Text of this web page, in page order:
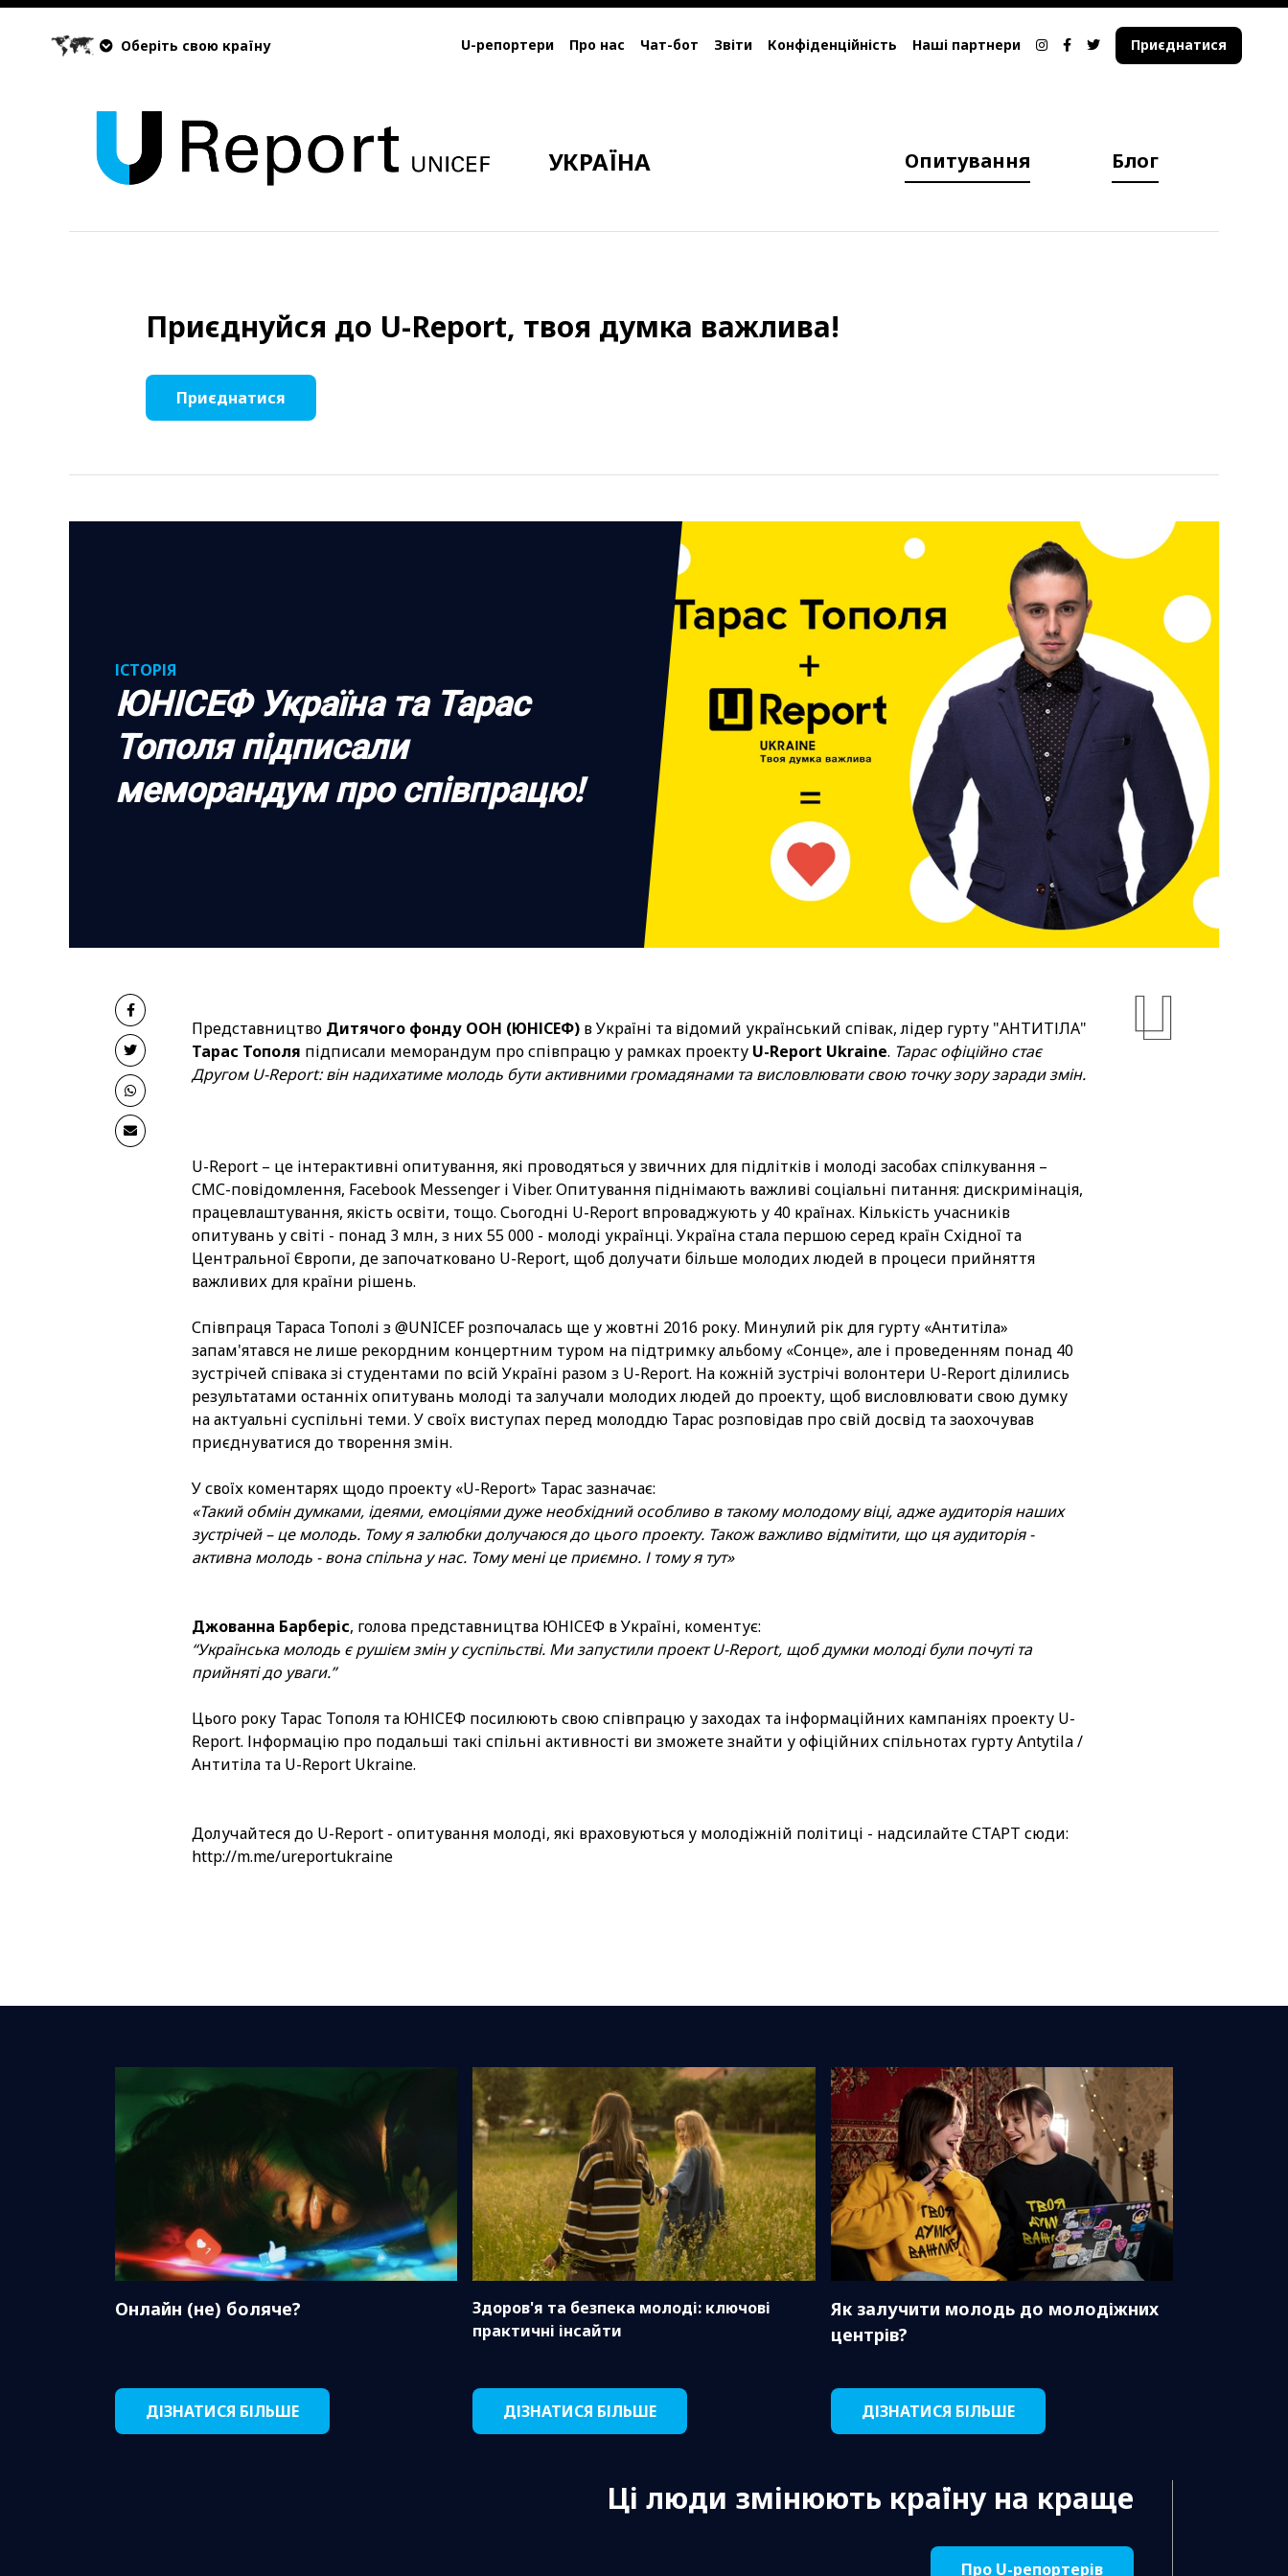
Оберіть свою країну U-репортери Про нас Чат-бот Звіти Конфіденційність Наші партнери Приєднатися
УКРАЇНА Опитування Блог
Приєднуйся до U-Report, твоя думка важлива!
Приєднатися
ІСТОРІЯ
ЮНІСЕФ Україна та Тарас
Тополя підписали
меморандум про співпрацю!
Представництво Дитячого фонду ООН (ЮНІСЕФ) в Україні та відомий український співак, лідер гурту "АНТИТІЛА"
Тарас Тополя підписали меморандум про співпрацю у рамках проекту U-Report Ukraine. Тарас офіційно стає
Другом U-Report: він надихатиме молодь бути активними громадянами та висловлювати свою точку зору заради змін.
U-Report – це інтерактивні опитування, які проводяться у звичних для підлітків і молоді засобах спілкування –
СМС-повідомлення, Facebook Messenger і Viber. Опитування піднімають важливі соціальні питання: дискримінація,
працевлаштування, якість освіти, тощо. Сьогодні U-Report впроваджують у 40 країнах. Кількість учасників
опитувань у світі - понад 3 млн, з них 55 000 - молоді українці. Україна стала першою серед країн Східної та
Центральної Європи, де започатковано U-Report, щоб долучати більше молодих людей в процеси прийняття
важливих для країни рішень.
Співпраця Тараса Тополі з @UNICEF розпочалась ще у жовтні 2016 року. Минулий рік для гурту «Антитіла»
запам'ятався не лише рекордним концертним туром на підтримку альбому «Сонце», але і проведенням понад 40
зустрічей співака зі студентами по всій Україні разом з U-Report. На кожній зустрічі волонтери U-Report ділились
результатами останніх опитувань молоді та залучали молодих людей до проекту, щоб висловлювати свою думку
на актуальні суспільні теми. У своїх виступах перед молоддю Тарас розповідав про свій досвід та заохочував
приєднуватися до творення змін.
У своїх коментарях щодо проекту «U-Report» Тарас зазначає:
«Такий обмін думками, ідеями, емоціями дуже необхідний особливо в такому молодому віці, адже аудиторія наших
зустрічей – це молодь. Тому я залюбки долучаюся до цього проекту. Також важливо відмітити, що ця аудиторія -
активна молодь - вона спільна у нас. Тому мені це приємно. І тому я тут»
Джованна Барберіс, голова представництва ЮНІСЕФ в Україні, коментує:
“Українська молодь є рушієм змін у суспільстві. Ми запустили проект U-Report, щоб думки молоді були почуті та
прийняті до уваги.”
Цього року Тарас Тополя та ЮНІСЕФ посилюють свою співпрацю у заходах та інформаційних кампаніях проекту U-
Report. Інформацію про подальші такі спільні активності ви зможете знайти у офіційних спільнотах гурту Antytila /
Антитіла та U-Report Ukraine.
Долучайтеся до U-Report - опитування молоді, які враховуються у молодіжній політиці - надсилайте СТАРТ сюди:
http://m.me/ureportukraine
Онлайн (не) боляче?
ДІЗНАТИСЯ БІЛЬШЕ
Здоров'я та безпека молоді: ключові
практичні інсайти
ДІЗНАТИСЯ БІЛЬШЕ
Як залучити молодь до молодіжних
центрів?
ДІЗНАТИСЯ БІЛЬШЕ
Ці люди змінюють країну на краще
Про U-репортерів